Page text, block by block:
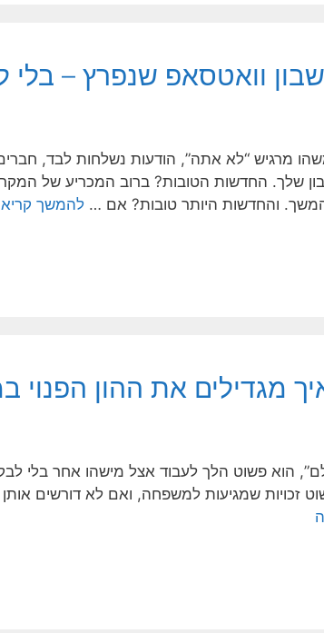
וואטסאפ שנפרץ – בלי
מרגיש “לא אתה”, הודעות נשלחות לבד,
שלך. החדשות הטובות? ברוב המכריע של
והחדשות היותר טובות? אם … להמשך
מגדילים את ההון
הוא פשוט הלך לעבוד אצל מישהו אחר בלי
שמגיעות למשפחה, ואם לא דורשים אותן